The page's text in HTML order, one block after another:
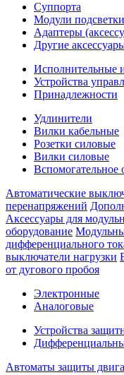
Суппорта
Модули подсветки
Адаптеры
Другие
Исполнительные
Устройства
Принадлежности
Удлинители
Вилки кабельные
Розетки силовые
Вилки силовые
Вспомогательное
Автоматические
перенапряжений
Аксессуары для
оборудование
дифференциального
выключатели нагрузки
от дугового пробоя
Электронные
Аналоговые
Устройства
Автоматы защиты